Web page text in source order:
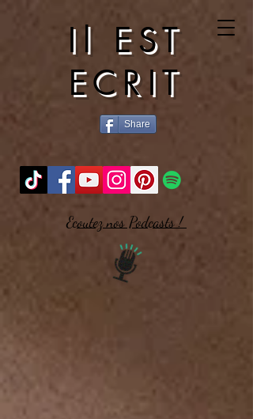
Il EST
ECRIT
Share
Ecoutez nos Podcasts !